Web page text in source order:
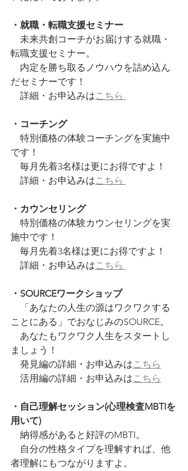
・就職・転職支援セミナー
未来共創コーチがお届けする就職・
転職支援セミナー。
内定を勝ち取るノウハウを詰め込ん
だセミナーです！
詳細・お申込みはこちら
・コーチング
特別価格の体験コーチングを実施中
です！
毎月先着3名様は更にお得ですよ！
詳細・お申込みはこちら
・カウンセリング
特別価格の体験カウンセリングを実
施中です！
毎月先着3名様は更にお得ですよ！
詳細・お申込みはこちら
・SOURCEワークショップ
「あなたの人生の源はワクワクする
ことにある」でおなじみのSOURCE。
あなたもワクワク人生をスタートし
ましょう！
発見編の詳細・お申込みはこちら
活用編の詳細・お申込みはこちら
・自己理解セッション(心理検査MBTIを
用いて)
納得感があると好評のMBTI。
自分の性格タイプを理解すれば、他
者理解にもつながりますよ。